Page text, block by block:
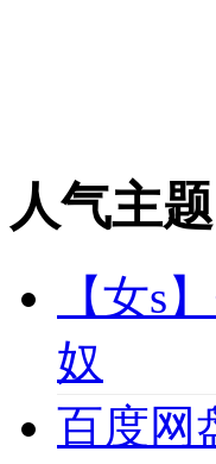
人气主题
【女s
奴
百度网